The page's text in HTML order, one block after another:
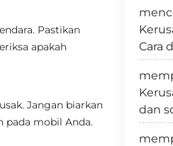
Pastikan
apakah
Jangan biarkan
pada mobil Anda.
Cara
dan